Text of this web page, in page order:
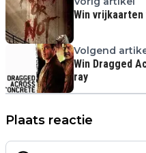
Win
Volgend
Win Dragged
ray
Plaats reactie